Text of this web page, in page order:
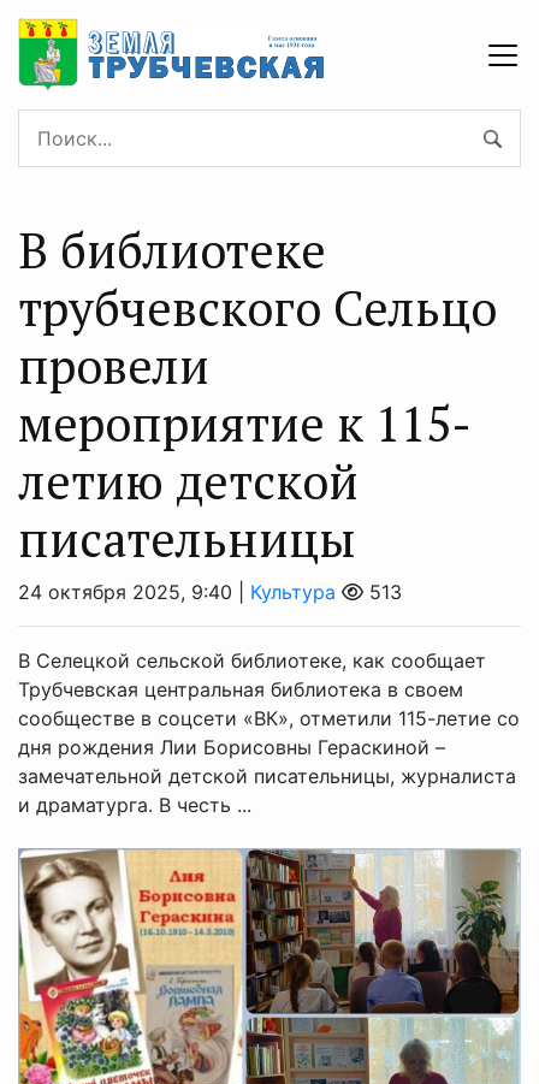
В библиотеке
трубчевского Сельцо
провели
мероприятие к 115-
летию детской
писательницы
24 октября 2025, 9:40 | Культура 513
В Селецкой сельской библиотеке, как сообщает
Трубчевская центральная библиотека в своем
сообществе в соцсети «ВК», отметили 115-летие со
дня рождения Лии Борисовны Гераскиной –
замечательной детской писательницы, журналиста
и драматурга. В честь ...